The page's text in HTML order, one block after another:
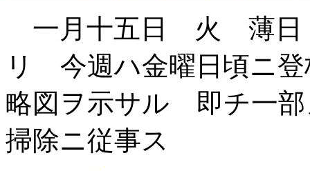
一月十五日 火 薄日
リ 今週ハ金曜日頃ニ
略図ヲ示サル 即チ一
掃除ニ従事ス